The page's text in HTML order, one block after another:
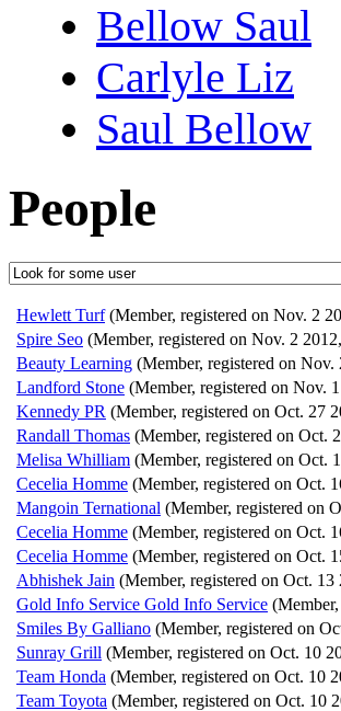
Bellow Saul
Carlyle Liz
Saul Bellow
People
Hewlett Turf (Member, registered on Nov. 2
Spire Seo (Member, registered on Nov. 2
Beauty Learning (Member, registered on Nov.
Landford Stone (Member, registered on Nov.
Kennedy PR (Member, registered on Oct. 27
Randall Thomas (Member, registered on Oct.
Melisa Whilliam (Member, registered on Oct.
Cecelia Homme (Member, registered on Oct.
Mangoin Ternational (Member, registered on
Cecelia Homme (Member, registered on Oct.
Cecelia Homme (Member, registered on Oct.
Abhishek Jain (Member, registered on Oct. 13
Gold Info Service Gold Info Service
Smiles By Galliano (Member, registered on
Sunray Grill (Member, registered on Oct. 10
Team Honda (Member, registered on Oct. 10
Team Toyota (Member, registered on Oct. 10